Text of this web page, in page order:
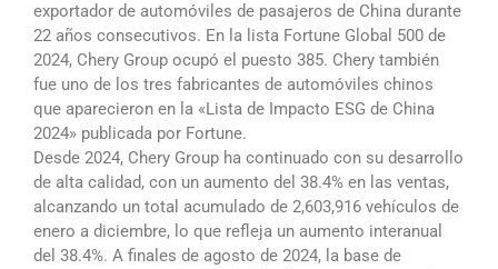
exportador de automóviles de pasajeros de China durante
22 años consecutivos. En la lista Fortune Global 500 de
2024, Chery Group ocupó el puesto 385. Chery también
fue uno de los tres fabricantes de automóviles chinos
que aparecieron en la «Lista de Impacto ESG de China
2024» publicada por Fortune.
Desde 2024, Chery Group ha continuado con su desarrollo
de alta calidad, con un aumento del 38.4% en las ventas,
alcanzando un total acumulado de 2,603,916 vehículos de
enero a diciembre, lo que refleja un aumento interanual
del 38.4%. A finales de agosto de 2024, la base de